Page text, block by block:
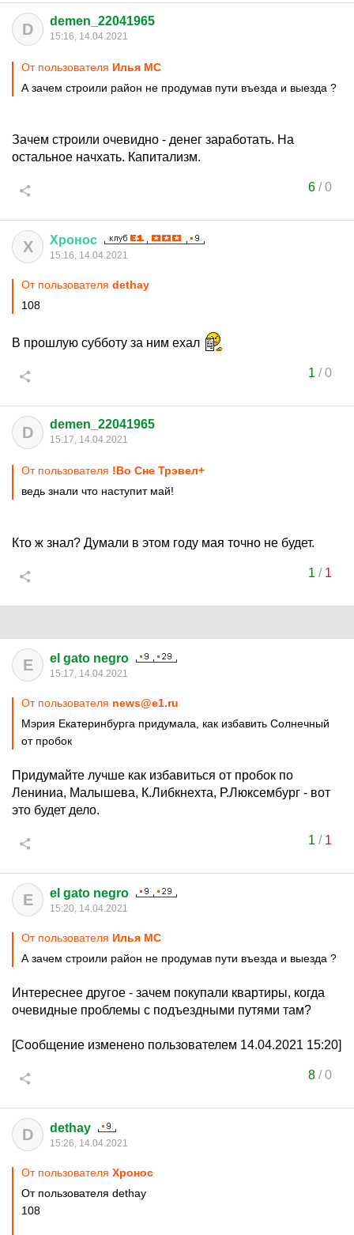
D demen_22041965
15:16, 14.04.2021
От пользователя Илья MC
А зачем строили район не продумав пути въезда и выезда ?
Зачем строили очевидно - денег заработать. На
остальное начхать. Капитализм.
6/0
Х Хронос
15:16, 14.04.2021
От пользователя dethay
108
В прошлую субботу за ним ехал
1 /0
D demen_22041965
15:17, 14.04.2021
От пользователя !Во Сне Трэвел+
ведь знали что наступит май!
Кто ж знал? Думали в этом году мая точно не будет.
1 / 1
E el gato negro
15:17, 14.04.2021
От пользователя news@e1.ru
Мэрия Екатеринбурга придумала, как избавить Солнечный
от пробок
Придумайте лучше как избавиться от пробок по
Лениниа, Малышева, К.Либкнехта, Р.Люксембург - вот
это будет дело.
1 / 1
E el gato negro
15:20, 14.04.2021
От пользователя Илья MC
А зачем строили район не продумав пути въезда и выезда ?
Интереснее другое - зачем покупали квартиры, когда
очевидные проблемы с подъездными путями там?
[Сообщение изменено пользователем 14.04.2021 15:20]
8/0
D dethay
15:26, 14.04.2021
От пользователя Хронос
От пользователя dethay
108